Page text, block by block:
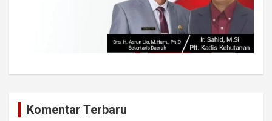
Komentar Terbaru